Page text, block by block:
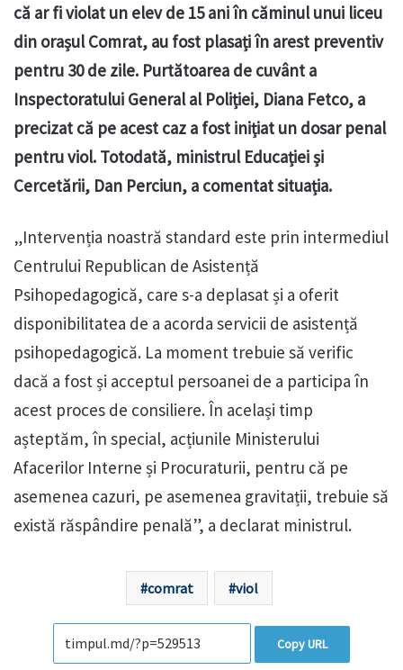
că ar fi violat un elev de 15 ani în căminul unui liceu
din orașul Comrat, au fost plasați în arest preventiv
pentru 30 de zile. Purtătoarea de cuvânt a
Inspectoratului General al Poliției, Diana Fetco, a
precizat că pe acest caz a fost inițiat un dosar penal
pentru viol. Totodată, ministrul Educației și
Cercetării, Dan Perciun, a comentat situația.
„Intervenția noastră standard este prin intermediul
Centrului Republican de Asistență
Psihopedagogică, care s-a deplasat și a oferit
disponibilitatea de a acorda servicii de asistență
psihopedagogică. La moment trebuie să verific
dacă a fost și acceptul persoanei de a participa în
acest proces de consiliere. În același timp
așteptăm, în special, acțiunile Ministerului
Afacerilor Interne și Procuraturii, pentru că pe
asemenea cazuri, pe asemenea gravitații, trebuie să
există răspândire penală”, a declarat ministrul.
comrat viol
Copy URL